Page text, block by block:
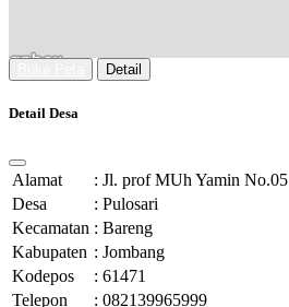
Detail
Detail Desa
Alamat : Jl. prof MUh Yamin No.05
Desa
: Pulosari
Kecamatan : Bareng
Kabupaten : Jombang
Kodepos
: 61471
Telepon
: 082139965999